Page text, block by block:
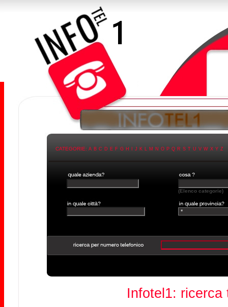
CATEGORIE: A B C D E F G H J K L M N O P Q R S T U V W X Y Z
(Elenco categorie)
Infotel1: ricerca